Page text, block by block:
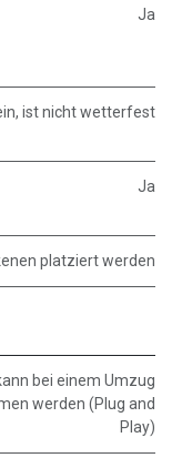
Ja
ist nicht wetterfest
Ja
platziert werden
bei einem Umzug
werden (Plug and
Play)